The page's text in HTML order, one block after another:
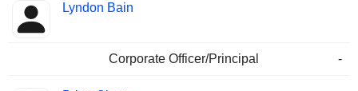
Lyndon Bain
Corporate Officer/Principal -